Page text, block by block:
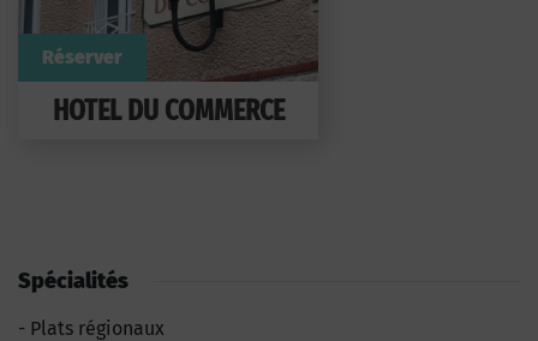
HOTEL DU COMMERCE
Réserver
Spécialités
Plats régionaux